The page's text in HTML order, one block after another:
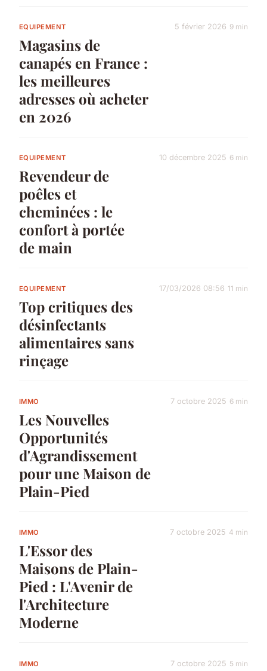
EQUIPEMENT
Magasins de
canapés en France :
les meilleures
adresses où acheter
en 2026
5 février 2026 9 min
EQUIPEMENT
Revendeur de
poêles et
cheminées : le
confort à portée
de main
10 décembre 2025 6 min
EQUIPEMENT
Top critiques des
désinfectants
alimentaires sans
rinçage
17/03/2026 08:56 11 min
IMMO
Les Nouvelles
Opportunités
d'Agrandissement
pour une Maison de
Plain-Pied
7 octobre 2025 6 min
IMMO
L'Essor des
Maisons de Plain-
Pied : L'Avenir de
l'Architecture
Moderne
7 octobre 2025 4 min
IMMO 7 octobre 2025 5 min